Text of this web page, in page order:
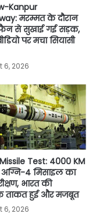
Kanpur
मरम्मत के दौरान
से सुखाई गई सड़क,
पर मचा सियासी
6, 2026
Test: 4000 KM
अग्नि-4 मिसाइल का
भारत की
ताकत हुई और मजबूत
6, 2026